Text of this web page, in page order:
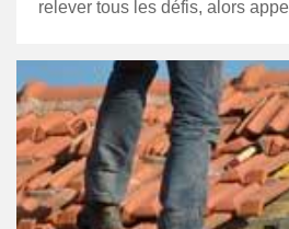
relever tous les défis, alors